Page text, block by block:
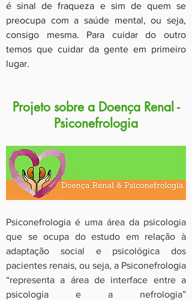
é sinal de fraqueza e sim de quem se
preocupa com a saúde mental, ou seja,
consigo mesma. Para cuidar do outro
temos que cuidar da gente em primeiro
lugar.
Projeto sobre a Doença Renal -
Psiconefrologia
Psiconefrologia é uma área da psicologia
que se ocupa do estudo em relação à
adaptação social e psicológica dos
pacientes renais, ou seja, a Psiconefrologia
“representa a área de interface entre a
psicologia e a nefrologia”